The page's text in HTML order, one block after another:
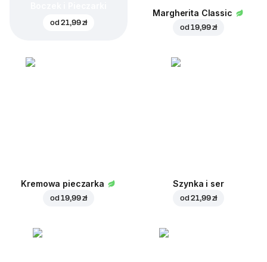
od21,99 zł
Margherita Classic
od19,99 zł
Kremowa pieczarka
od19,99 zł
Szynka i ser
od21,99 zł